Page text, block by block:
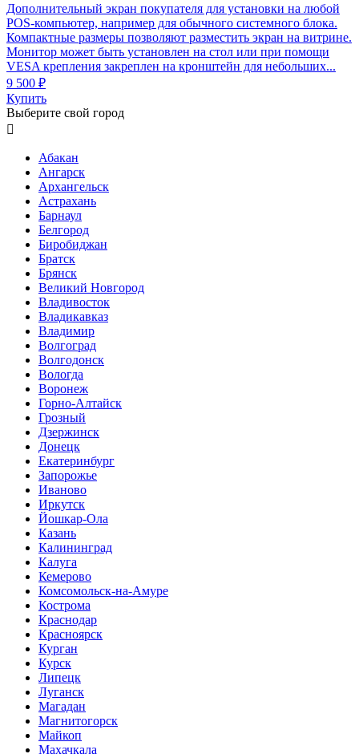
Дополнительный экран покупателя для установки на любой
POS-компьютер, например для обычного системного блока.
Компактные размеры позволяют разместить экран на витрине.
Монитор может быть установлен на стол или при помощи
VESA крепления закреплен на кронштейн для небольших...
9 500 ₽
Купить
Выберите свой город

Абакан
Ангарск
Архангельск
Астрахань
Барнаул
Белгород
Биробиджан
Братск
Брянск
Великий Новгород
Владивосток
Владикавказ
Владимир
Волгоград
Волгодонск
Вологда
Воронеж
Горно-Алтайск
Грозный
Дзержинск
Донецк
Екатеринбург
Запорожье
Иваново
Иркутск
Йошкар-Ола
Казань
Калининград
Калуга
Кемерово
Комсомольск-на-Амуре
Кострома
Краснодар
Красноярск
Курган
Курск
Липецк
Луганск
Магадан
Магнитогорск
Майкоп
Махачкала